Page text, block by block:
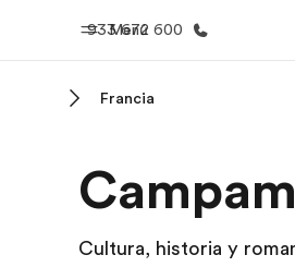
Menú
933 672 600
Bienvenido a EF
Francia
Cultura, historia y